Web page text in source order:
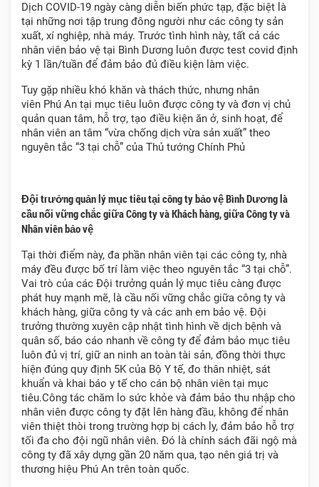
Dịch COVID-19 ngày càng diễn biến phức tạp, đặc biệt là
tại những nơi tập trung đông người như các công ty sản
xuất, xí nghiệp, nhà máy. Trước tình hình này, tất cả các
nhân viên bảo vệ tại Bình Dương luôn được test covid định
kỳ 1 lần/tuần để đảm bảo đủ điều kiện làm việc.
Tuy gặp nhiều khó khăn và thách thức, nhưng nhân
viên Phú An tại mục tiêu luôn được công ty và đơn vị chủ
quản quan tâm, hỗ trợ, tạo điều kiện ăn ở, sinh hoạt, để
nhân viên an tâm “vừa chống dịch vừa sản xuất” theo
nguyên tắc “3 tại chỗ” của Thủ tướng Chính Phủ
Đội trưởng quản lý mục tiêu tại công ty bảo vệ Bình Dươnglà
cầu nối vững chắc giữa Công ty và Khách hàng, giữa Công ty và
Nhân viên bảo vệ
Tại thời điểm này, đa phần nhân viên tại các công ty, nhà
máy đều được bố trí làm việc theo nguyên tắc “3 tại chỗ”.
Vai trò của các Đội trưởng quản lý mục tiêu càng được
phát huy mạnh mẽ, là cầu nối vững chắc giữa công ty và
khách hàng, giữa công ty và các anh em bảo vệ. Đội
trưởng thường xuyên cập nhật tình hình về dịch bệnh và
quân số, báo cáo nhanh về công ty để đảm bảo mục tiêu
luôn đủ vị trí, giữ an ninh an toàn tài sản, đồng thời thực
hiện đúng quy định 5K của Bộ Y tế, đo thân nhiệt, sát
khuẩn và khai báo y tế cho cán bộ nhân viên tại mục
tiêu.Công tác chăm lo sức khỏe và đảm bảo thu nhập cho
nhân viên được công ty đặt lên hàng đầu, không để nhân
viên thiệt thòi trong trường hợp bị cách ly, đảm bảo hỗ trợ
tối đa cho đội ngũ nhân viên. Đó là chính sách đãi ngộ mà
công ty đã xây dựng gần 20 năm qua, tạo nên giá trị và
thương hiệu Phú An trên toàn quốc.